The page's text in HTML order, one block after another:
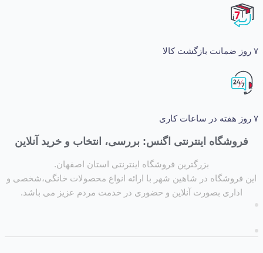
اینترنتی اگنس: بررسی، انتخاب و خرید آنلاین
بزرگترین فروشگاه اینترنتی استان اصفهان.
در شاهین شهر با ارائه انواع محصولات خانگی،شخصی و
بصورت آنلاین و حضوری در خدمت مردم عزیز می باشد.